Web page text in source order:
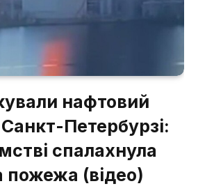
нафтовий
Петербурзі:
спалахнула
(відео)